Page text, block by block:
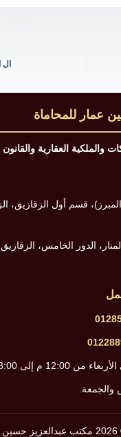
ال
عمار للمحاماة
العقارية والقانون
قسم أول الزقازيق،
الدور الخامس،
من 12:00 م إلى 3:00 م.
والجمعة.